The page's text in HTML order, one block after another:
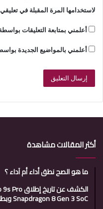
لاستخدامها المرة المقبلة في
أعلمني بمتابعة التعليقات
أعلمني بالمواضيع الجديدة
أكثر المقالات مشاهدة
ما هو الصح نطق أداء أم آداء ؟
Snapdragon 8 Gen 3 SoC وبطارية 5500 مللي أمبير في الساعة